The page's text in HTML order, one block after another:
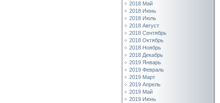
2018 Май
2018 Июнь
2018 Июль
2018 Август
2018 Сентябрь
2018 Октябрь
2018 Ноябрь
2018 Декабрь
2019 Январь
2019 Февраль
2019 Март
2019 Апрель
2019 Май
2019 Июнь